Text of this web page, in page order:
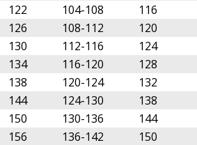
122 104-108 116
126 108-112 120
130 112-116 124
134 116-120 128
138 120-124 132
144 124-130 138
150 130-136 144
156 136-142 150